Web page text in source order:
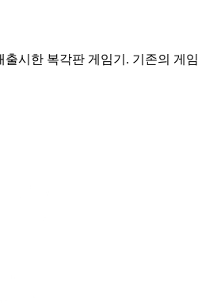
출시한 복각판 게임기. 기존의 게